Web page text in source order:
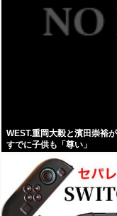
WEST.重岡大毅と濱田崇裕
すでに子供も「尊い」